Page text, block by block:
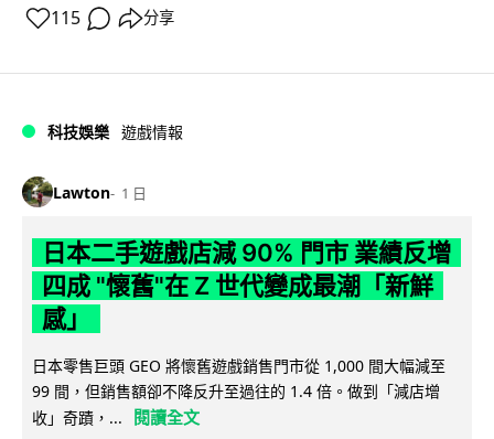
115 分享
科技娛樂 遊戲情報
Lawton 1 日
日本二手遊戲店減 90% 門市 業績反增
四成 "懷舊"在 Z 世代變成最潮「新鮮
感」
日本零售巨頭 GEO 將懷舊遊戲銷售門市從 1,000 間大幅減至
99 間，但銷售額卻不降反升至過往的 1.4 倍。做到「減店增
收」奇蹟，...
閱讀全文